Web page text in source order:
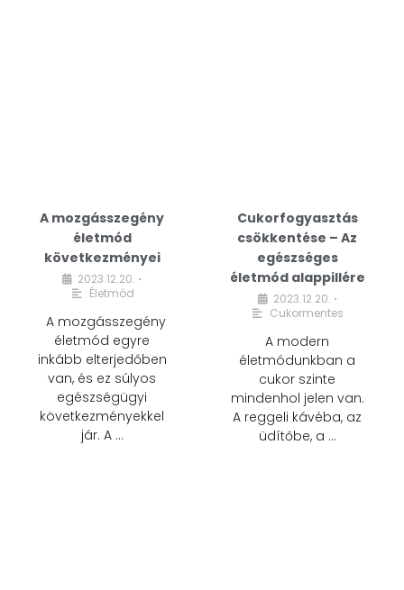
A mozgásszegény
életmód
következményei
2023.12.20. •
Életmód
A mozgásszegény
életmód egyre
inkább elterjedőben
van, és ez súlyos
egészségügyi
következményekkel
jár. A …
Cukorfogyasztás
csökkentése – Az
egészséges
életmód alappillére
2023.12.20. •
Cukormentes
A modern
életmódunkban a
cukor szinte
mindenhol jelen van.
A reggeli kávéba, az
üdítőbe, a …